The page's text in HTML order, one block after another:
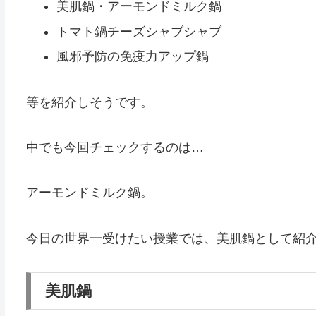
美肌鍋・アーモンドミルク鍋
トマト鍋チーズシャブシャブ
風邪予防の免疫力アップ鍋
等を紹介しそうです。
中でも今回チェックするのは…
アーモンドミルク鍋。
今日の世界一受けたい授業では、美肌鍋として紹
美肌鍋